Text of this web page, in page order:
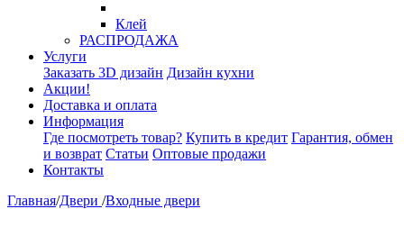
Клей
РАСПРОДАЖА
Услуги
Заказать 3D дизайн Дизайн кухни
Акции!
Доставка и оплата
Информация
Где посмотреть товар? Купить в кредит Гарантия, обмен
и возврат Статьи Оптовые продажи
Контакты
Главная/Двери /Входные двери